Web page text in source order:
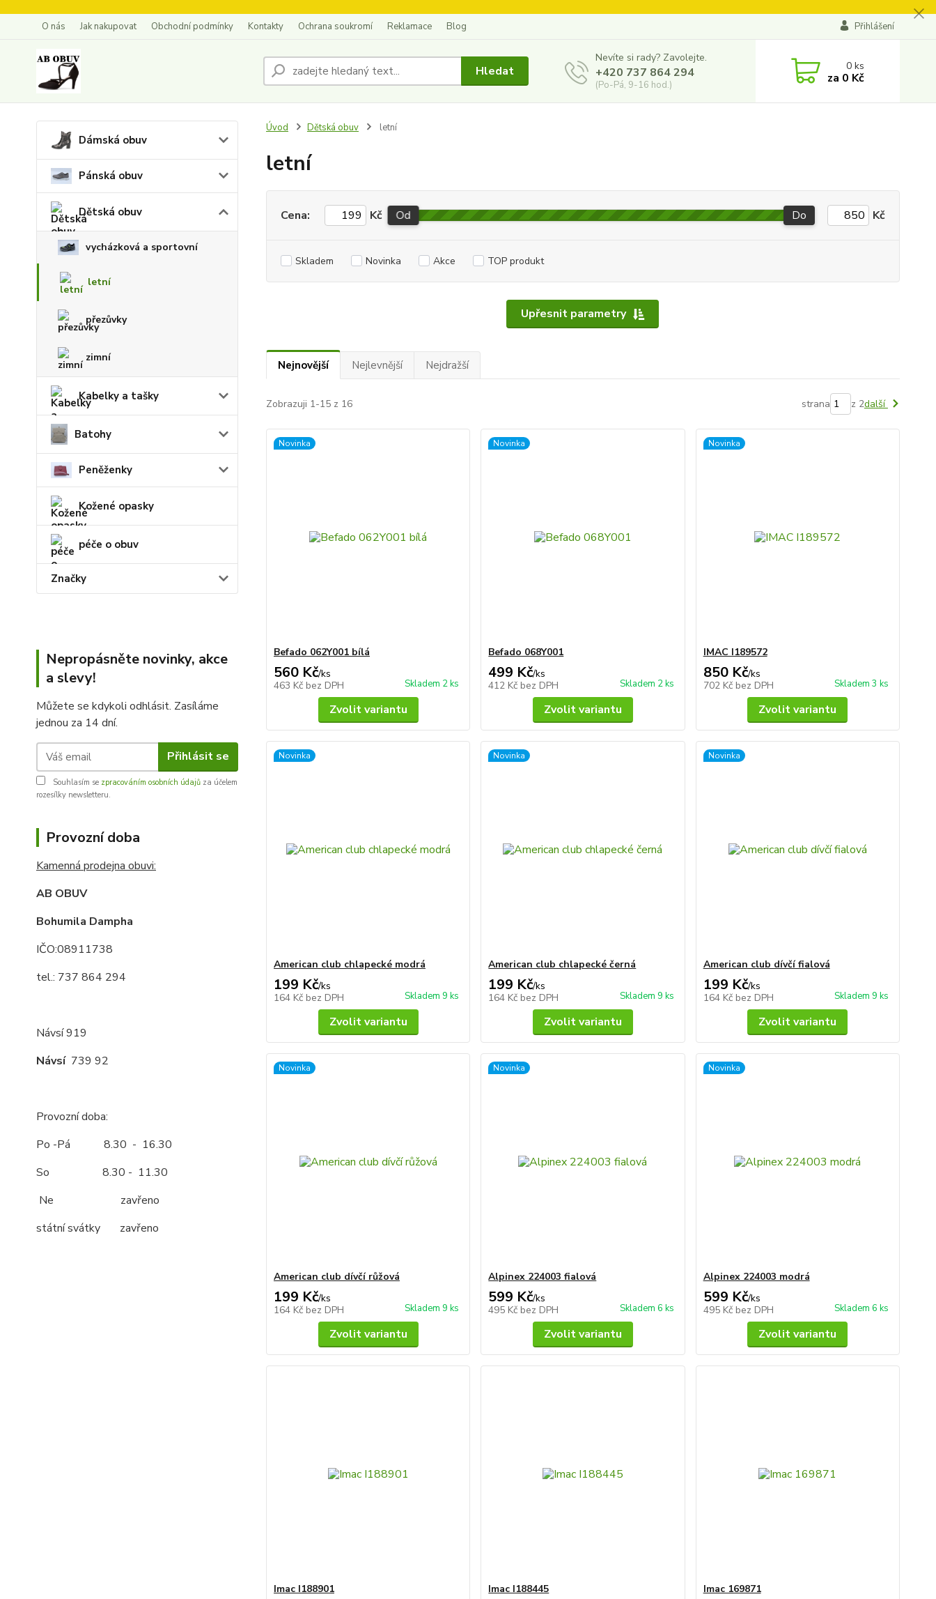
O nás Jak nakupovat Obchodní podmínky Kontakty Ochrana soukromí Reklamace Blog Přihlášení
Hledat
Nevíte si rady? Zavolejte.
+420 737 864 294
(Po-Pá, 9-16 hod.)
0ks
za 0 Kč
Dámská obuv
Pánská obuv
Dětská obuv
vycházková a sportovní
letní
přezůvky
zimní
Kabelky a tašky
Batohy
Peněženky
Kožené opasky
péče o obuv
Značky
Nepropásněte novinky, akce
a slevy!
Můžete se kdykoli odhlásit. Zasíláme
jednou za 14 dní.
Přihlásit se
Souhlasím se zpracováním osobních údajů za účelem
rozesílky newsletteru.
Provozní doba
Kamenná prodejna obuvi:
AB OBUV
Bohumila Dampha
IČO:08911738
tel.: 737 864 294
Návsí 919
Návsí739 92
Provozní doba:
Po -Pá 8.30 - 16.30
So 8.30 - 11.30
Ne zavřeno
státní svátky zavřeno
Úvod Dětská obuv letní
letní
Upřesnit parametry
Cena: Kč Od Do Kč
Skladem Novinka Akce TOP produkt
Nejnovější Nejlevnější Nejdražší
Zobrazuji 1-15 z 16 strana z 2další
Novinka
Befado 062Y001 bílá
560 Kč/ks
463 Kč bez DPH Skladem 2 ks
Zvolit variantu
Novinka
Befado 068Y001
499 Kč/ks
412 Kč bez DPH Skladem 2 ks
Zvolit variantu
Novinka
IMAC I189572
850 Kč/ks
702 Kč bez DPH Skladem 3 ks
Zvolit variantu
Novinka
American club chlapecké modrá
199 Kč/ks
164 Kč bez DPH Skladem 9 ks
Zvolit variantu
Novinka
American club chlapecké černá
199 Kč/ks
164 Kč bez DPH Skladem 9 ks
Zvolit variantu
Novinka
American club dívčí fialová
199 Kč/ks
164 Kč bez DPH Skladem 9 ks
Zvolit variantu
Novinka
American club dívčí růžová
199 Kč/ks
164 Kč bez DPH Skladem 9 ks
Zvolit variantu
Novinka
Alpinex 224003 fialová
599 Kč/ks
495 Kč bez DPH Skladem 6 ks
Zvolit variantu
Novinka
Alpinex 224003 modrá
599 Kč/ks
495 Kč bez DPH Skladem 6 ks
Zvolit variantu
Imac I188901 Imac I188445 Imac 169871